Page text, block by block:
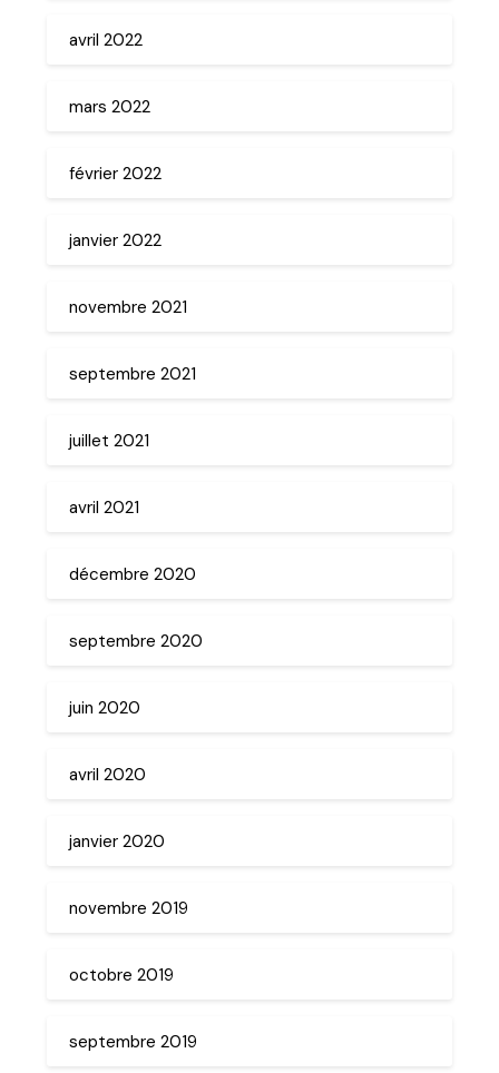
avril 2022
mars 2022
février 2022
janvier 2022
novembre 2021
septembre 2021
juillet 2021
avril 2021
décembre 2020
septembre 2020
juin 2020
avril 2020
janvier 2020
novembre 2019
octobre 2019
septembre 2019